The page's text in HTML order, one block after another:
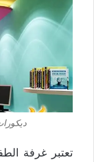
تعتبر غرفة